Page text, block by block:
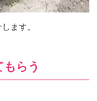
ます。
らう